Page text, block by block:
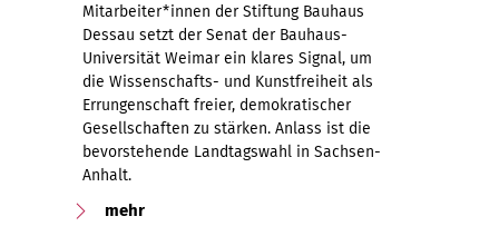
Mitarbeiter*innen der Stiftung Bauhaus
Dessau setzt der Senat der Bauhaus-
Universität Weimar ein klares Signal, um
die Wissenschafts- und Kunstfreiheit als
Errungenschaft freier, demokratischer
Gesellschaften zu stärken. Anlass ist die
bevorstehende Landtagswahl in Sachsen-
Anhalt.
mehr